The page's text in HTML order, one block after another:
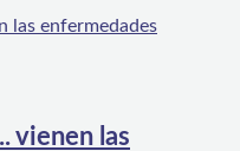
vienen las